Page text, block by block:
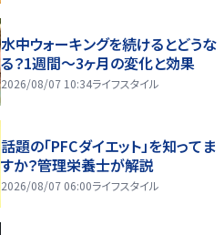
水中ウォーキングを続けるとどうな
る？1週間～3ヶ月の変化と効果
2026/08/07 10:34ライフスタイル
話題の「PFCダイエット」を知ってま
すか？管理栄養士が解説
2026/08/07 06:00ライフスタイル